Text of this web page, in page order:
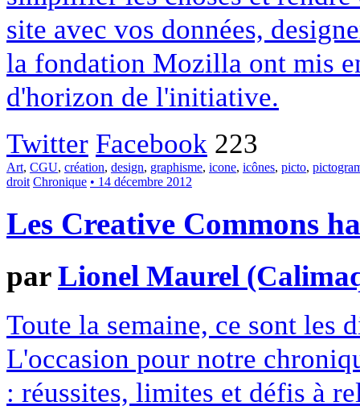
site avec vos données,
la fondation Mozilla ont mis
d'horizon de l'initiative.
Twitter Facebook 223
Art, CGU, création, design, graphisme, icone, icônes, picto,
droit Chronique • 14 décembre 2012
Les Creative Commons
parLionel Maurel
Toute la semaine, ce sont les
L'occasion pour notre
: réussites, limites et défis à